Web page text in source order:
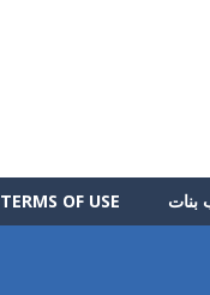
TERMS OF USE بنات